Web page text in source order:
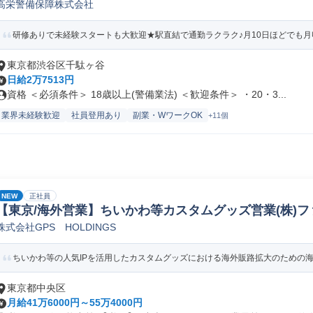
栄警備保障株式会社
研修ありで未経験スタートも大歓迎★駅直結で通勤ラクラク♪月10日ほどでも
東京都渋谷区千駄ヶ谷
日給2万7513円
資格 ＜必須条件＞ 18歳以上(警備業法) ＜歓迎条件＞ ・20・3...
業界未経験歓迎 社員登用あり 副業・WワークOK +11個
NEW 正社員
東京/海外営業】ちいかわ等カスタムグッズ営業(株)
の他営業
式会社GPS HOLDINGS
ちいかわ等の人気IPを活用したカスタムグッズにおける海外販路拡大のための
東京都中央区
月給41万6000円～55万4000円